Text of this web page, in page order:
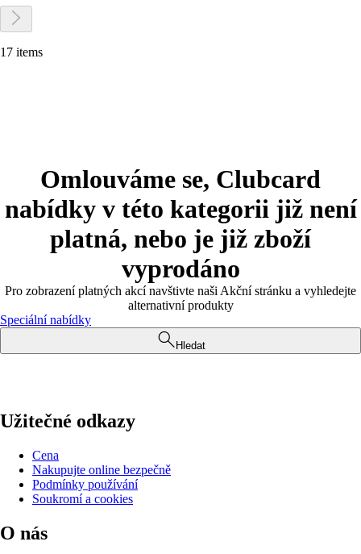
17 items
Omlouváme se, Clubcard
nabídky v této kategorii již není
platná, nebo je již zboží
vyprodáno
Pro zobrazení platných akcí navštivte naši Akční stránku a vyhledejte
alternativní produkty
Speciální nabídky
Hledat
Užitečné odkazy
Cena
Nakupujte online bezpečně
Podmínky používání
Soukromí a cookies
O nás